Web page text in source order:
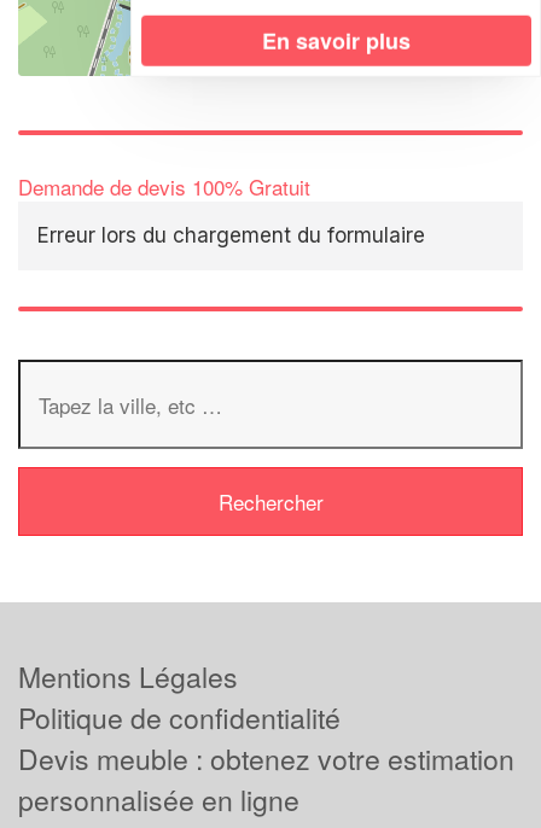
Leaflet| Map data ©OpenStreetMap contributors,CC-BY-SA
Demande de devis 100% Gratuit
Erreur lors du chargement du formulaire
En savoir plus
Mentions Légales
Politique de confidentialité
Devis meuble : obtenez votre estimation
personnalisée en ligne